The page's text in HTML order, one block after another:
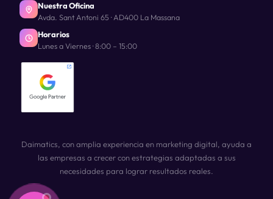
Nuestra Oficina
Avda. Sant Antoni 65 · AD400 La Massana
Horarios
Lunes a Viernes · 8:00 – 15:00
Daimatics, con amplia experiencia en marketing digital, ayuda a
las empresas a crecer con estrategias adaptadas a sus
necesidades para lograr resultados reales.